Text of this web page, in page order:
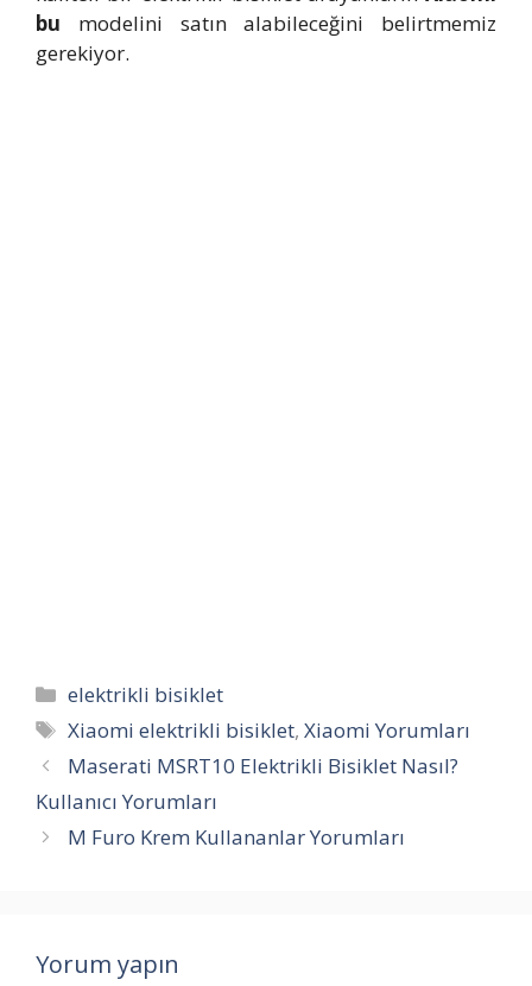
bu modelini satın alabileceğini belirtmemiz
gerekiyor.
Kategoriler
elektrikli bisiklet
Etiketler
Xiaomi elektrikli bisiklet,Xiaomi Yorumları
Maserati MSRT10 Elektrikli Bisiklet Nasıl?
Kullanıcı Yorumları
M Furo Krem Kullananlar Yorumları
Yorum yapın